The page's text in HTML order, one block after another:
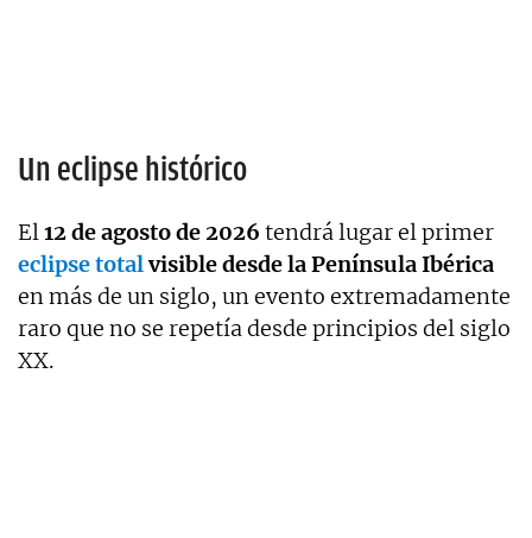
Un eclipse histórico
El12 de agosto de 2026 tendrá lugar el primer
eclipse totalvisible desde la Península Ibérica
en más de un siglo, un evento extremadamente
raro que no se repetía desde principios del siglo
XX.